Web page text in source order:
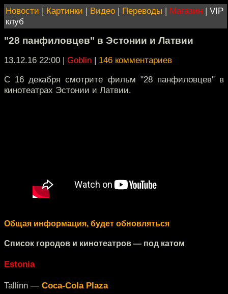
Новости | Картинки | Видео | Переводы | Магазин | VIP
клуб
"28 панфиловцев" в Эстонии и Латвии
13.12.16 22:00 | Goblin | 146 комментариев
С 16 декабря смотрите фильм "28 панфиловцев" в
кинотеатрах Эстонии и Латвии.
Общая информация, будет обновляться
Cписок городов и кинотеатров — под катом
Estonia
Tallinn — Coca-Cola Plaza